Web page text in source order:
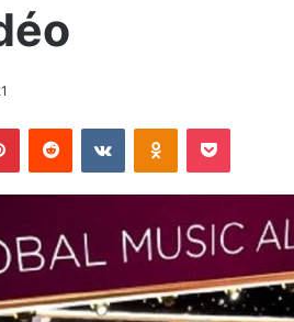
PinterestReddit VKontakteOdnoklassniki
Pocket